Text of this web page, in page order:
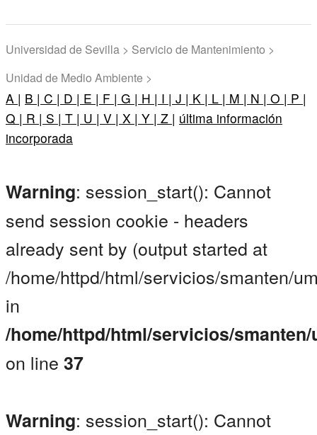
Universidad de Sevilla > Servicio de Mantenimiento >
Unidad de Medio Ambiente >
A | B | C | D | E | F | G | H | I | J | K | L | M | N | O | P |
Q | R | S | T | U | V | X | Y | Z | última información
incorporada
Warning: session_start(): Cannot
send session cookie - headers
already sent by (output started at
/home/httpd/html/servicios/smanten/
in
/home/httpd/html/servicios/
on line 37
Warning: session_start(): Cannot